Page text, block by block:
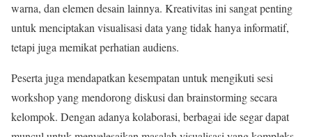
warna, dan elemen desain lainnya. Kreativitas ini sangat penting
untuk menciptakan visualisasi data yang tidak hanya informatif,
tetapi juga memikat perhatian audiens.
Peserta juga mendapatkan kesempatan untuk mengikuti sesi
workshop yang mendorong diskusi dan brainstorming secara
kelompok. Dengan adanya kolaborasi, berbagai ide segar dapat